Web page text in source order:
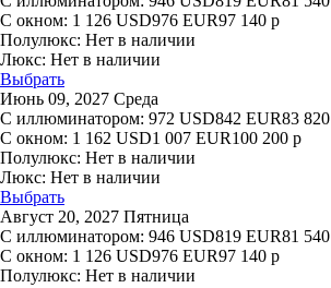
С окном: 1 126 USD976 EUR97 140 р
Полулюкс: Нет в наличии
Люкс: Нет в наличии
Выбрать
Июнь 09, 2027 Среда
С иллюминатором: 972 USD842 EUR83 820
С окном: 1 162 USD1 007 EUR100 200 р
Полулюкс: Нет в наличии
Люкс: Нет в наличии
Выбрать
Август 20, 2027 Пятница
С иллюминатором: 946 USD819 EUR81 540
С окном: 1 126 USD976 EUR97 140 р
Полулюкс: Нет в наличии